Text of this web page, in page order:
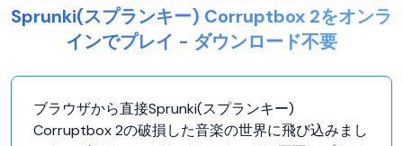
Sprunki(スプランキー) Corruptbox 2をオンラ
インでプレイ - ダウンロード不要
ブラウザから直接Sprunki(スプランキー)
Corruptbox 2の破損した音楽の世界に飛び込みまし